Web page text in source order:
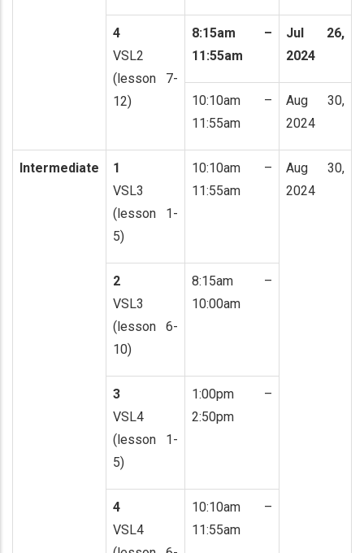
4
VSL2
(lesson 7-
12)
8:15am –
11:55am
Jul 26,
2024
10:10am –
11:55am
Aug 30,
2024
Intermediate
1
VSL3
(lesson 1-
5)
10:10am –
11:55am
Aug 30,
2024
2
VSL3
(lesson 6-
10)
8:15am –
10:00am
3
VSL4
(lesson 1-
5)
1:00pm –
2:50pm
4
VSL4
10:10am –
11:55am